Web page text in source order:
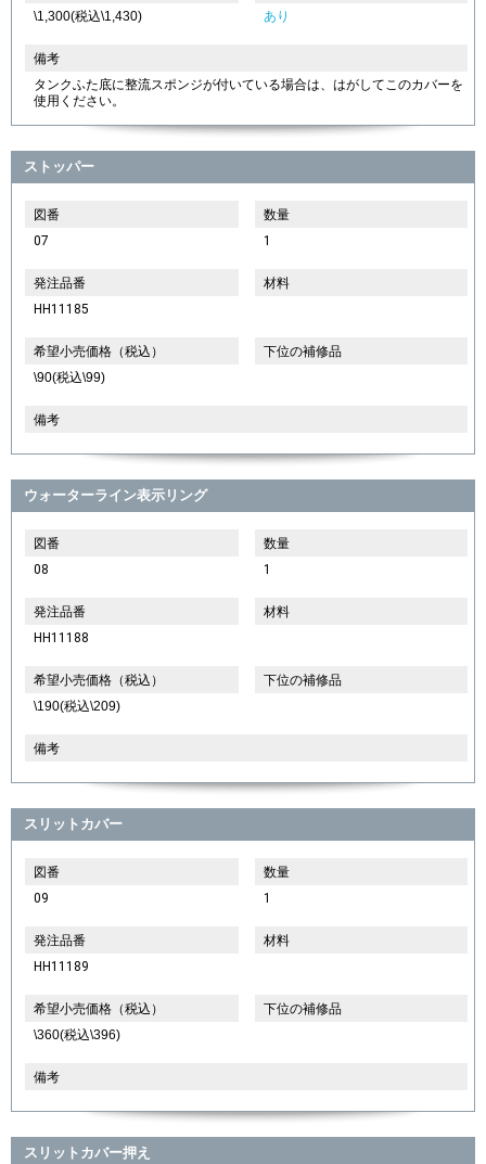
\1,300(税込\1,430) あり
備考
タンクふた底に整流スポンジが付いている場合は、はがしてこのカバーを
使用ください。
ストッパー
図番
07
数量
1
発注品番
HH11185
材料
希望小売価格（税込）
\90(税込\99)
下位の補修品
備考
ウォーターライン表示リング
図番
08
数量
1
発注品番
HH11188
材料
希望小売価格（税込）
\190(税込\209)
下位の補修品
備考
スリットカバー
図番
09
数量
1
発注品番
HH11189
材料
希望小売価格（税込）
\360(税込\396)
下位の補修品
備考
スリットカバー押え